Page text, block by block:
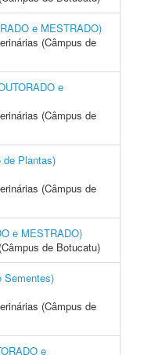
e MESTRADO)
(Câmpus de
e
(Câmpus de
de Plantas)
(Câmpus de
e MESTRADO)
de Botucatu)
Sementes)
(Câmpus de
e